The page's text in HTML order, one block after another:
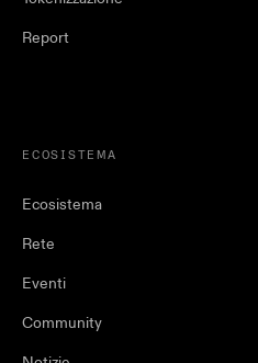
Report
ECOSISTEMA
Ecosistema
Rete
Eventi
Community